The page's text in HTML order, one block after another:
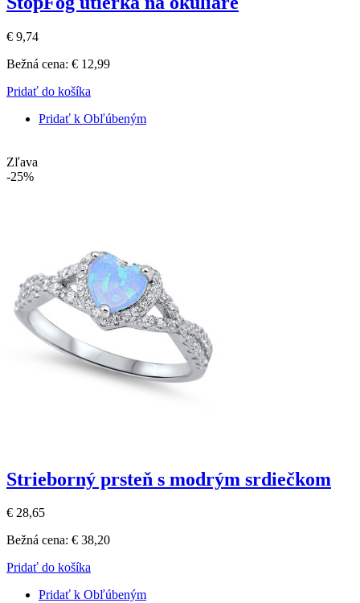
€ 9,74
Bežná cena: € 12,99
Pridať do košíka
Pridať k Obľúbeným
Zľava
-25%
Strieborný prsteň s modrým srdiečkom
€ 28,65
Bežná cena: € 38,20
Pridať do košíka
Pridať k Obľúbeným